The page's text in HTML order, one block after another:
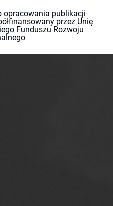
opracowania publikacji
przez Unię
Funduszu Rozwoju